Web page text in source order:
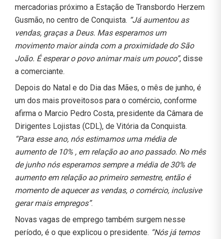
mercadorias próximo a Estação de Transbordo Herzem
Gusmão, no centro de Conquista. “Já aumentou as
vendas, graças a Deus. Mas esperamos um
movimento maior ainda com a proximidade do São
João. É esperar o povo animar mais um pouco”, disse
a comerciante.
Depois do Natal e do Dia das Mães, o mês de junho, é
um dos mais proveitosos para o comércio, conforme
afirma o Marcio Pedro Costa, presidente da Câmara de
Dirigentes Lojistas (CDL), de Vitória da Conquista.
“Para esse ano, nós estimamos uma média de
aumento de 10% , em relação ao ano passado. No mês
de junho nós esperamos sempre a média de 30% de
aumento em relação ao primeiro semestre, então é
momento de aquecer as vendas, o comércio, inclusive
gerar mais empregos”.
Novas vagas de emprego também surgem nesse
período, é o que explicou o presidente. “Nós já temos